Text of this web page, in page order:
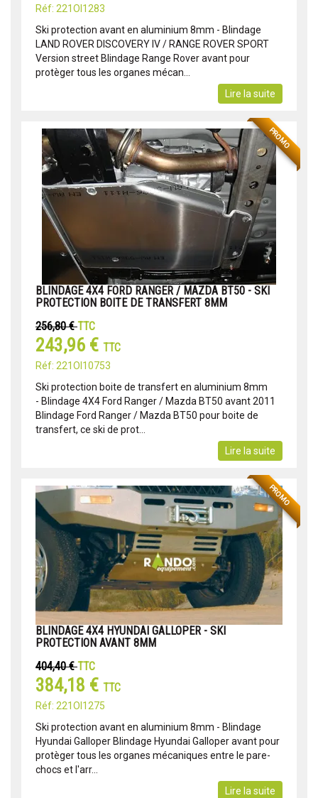
Réf: 221OI1283
​​​​​​Ski protection avant en aluminium 8mm - Blindage
LAND ROVER DISCOVERY IV / RANGE ROVER SPORT
Version street Blindage Range Rover avant pour
protèger tous les organes mécan...
Lire la suite
PROMO
BLINDAGE 4X4 FORD RANGER / MAZDA BT50 - SKI
PROTECTION BOITE DE TRANSFERT 8MM
256,80 €TTC
243,96 € TTC
Réf: 221OI10753
Ski protection boite de transfert en aluminium 8mm
- Blindage 4X4 Ford Ranger / Mazda BT50 avant 2011
Blindage Ford Ranger / Mazda BT50 pour boite de
transfert, ce ski de prot...
Lire la suite
PROMO
BLINDAGE 4X4 HYUNDAI GALLOPER - SKI
PROTECTION AVANT 8MM
404,40 €TTC
384,18 € TTC
Réf: 221OI1275
Ski protection avant en aluminium 8mm - Blindage
Hyundai Galloper Blindage Hyundai Galloper avant pour
protèger tous les organes mécaniques entre le pare-
chocs et l'arr...
Lire la suite